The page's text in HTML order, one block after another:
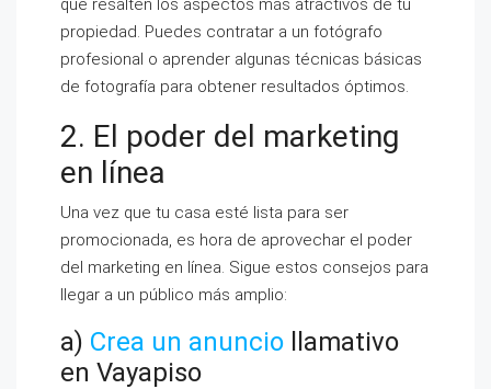
que resalten los aspectos más atractivos de tu
propiedad. Puedes contratar a un fotógrafo
profesional o aprender algunas técnicas básicas
de fotografía para obtener resultados óptimos.
2. El poder del marketing
en línea
Una vez que tu casa esté lista para ser
promocionada, es hora de aprovechar el poder
del marketing en línea. Sigue estos consejos para
llegar a un público más amplio:
a) Crea un anuncio llamativo
en Vayapiso